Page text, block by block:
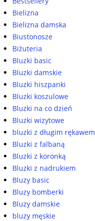
Bielizna
Bielizna damska
Biustonosze
Biżuteria
Bluzki basic
Bluzki damskie
Bluzki hiszpanki
Bluzki koszulowe
Bluzki na co dzień
Bluzki wizytowe
bluzki z długim rękawem
Bluzki z falbaną
Bluzki z koronką
Bluzki z nadrukiem
Bluzy basic
Bluzy bomberki
Bluzy damskie
bluzy męskie